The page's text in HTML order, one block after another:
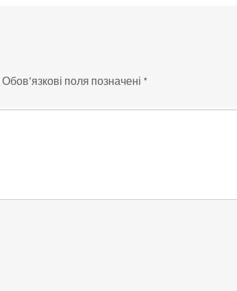
Обов’язкові поля позначені *